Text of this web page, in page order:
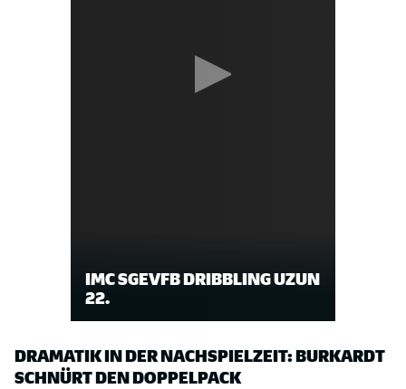
IMC SGEVFB DRIBBLING UZUN
22.
DRAMATIK IN DER NACHSPIELZEIT: BURKARDT
SCHNÜRT DEN DOPPELPACK